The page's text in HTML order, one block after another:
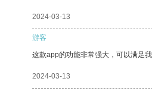
2024-03-13
游客
这款app的功能非常强大，可以满足
2024-03-13